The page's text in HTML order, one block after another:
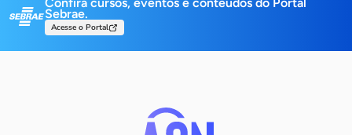
Sebrae.
Acesse o Portal